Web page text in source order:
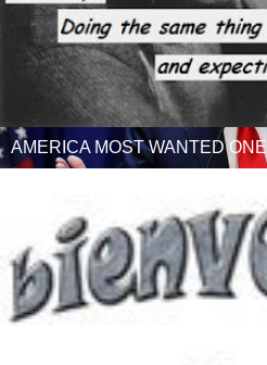
AMERICA MOST WANTED ONE